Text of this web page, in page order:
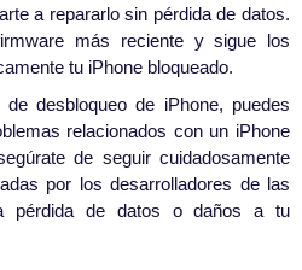
a repararlo sin pérdida de datos.
más reciente y sigue los
tu iPhone bloqueado.
desbloqueo de iPhone, puedes
relacionados con un iPhone
de seguir cuidadosamente
por los desarrolladores de las
pérdida de datos o daños a tu